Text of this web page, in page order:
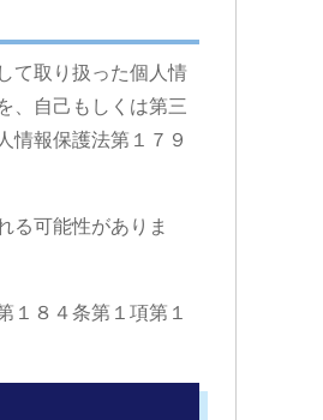
て取り扱った個人情
、自己もしくは第三
情報保護法第１７９
る可能性がありま
８４条第１項第１